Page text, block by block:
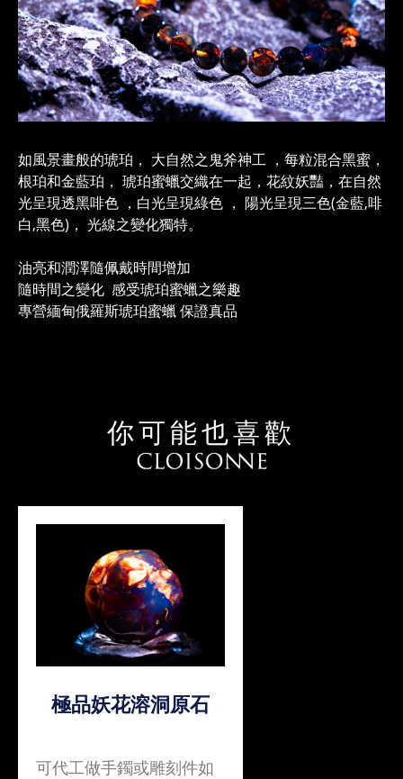
如風景畫般的琥珀， 大自然之鬼斧神工 ，每粒混合黑蜜，
根珀和金藍珀， 琥珀蜜蠟交織在一起，花紋妖豔，在自然
光呈現透黑啡色 ，白光呈現綠色 ， 陽光呈現三色(金藍,啡
白,黑色)， 光線之變化獨特。
油亮和潤澤隨佩戴時間增加
隨時間之變化 感受琥珀蜜蠟之樂趣
專營緬甸俄羅斯琥珀蜜蠟 保證真品
你可能也喜歡
極品妖花溶洞原石
可代工做手鐲或雕刻件如